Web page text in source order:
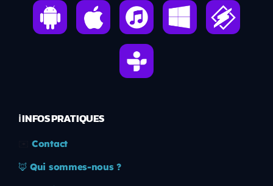
ℹ️ INFOS PRATIQUES
Contact
🦊 Qui sommes-nous ?